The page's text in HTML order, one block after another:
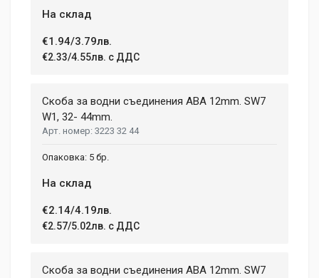
На склад
€1.94/3.79лв.
€2.33/4.55лв. с ДДС
Скоба за водни съединения ABA 12mm. SW7
W1, 32- 44mm.
3223 32 44
5 бр.
На склад
€2.14/4.19лв.
€2.57/5.02лв. с ДДС
Скоба за водни съединения ABA 12mm. SW7